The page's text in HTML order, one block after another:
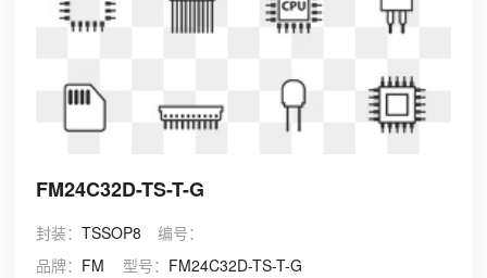
FM24C32D-TS-T-G
封装：TSSOP8
编号：
品牌： FM 型号： FM24C32D-TS-T-G